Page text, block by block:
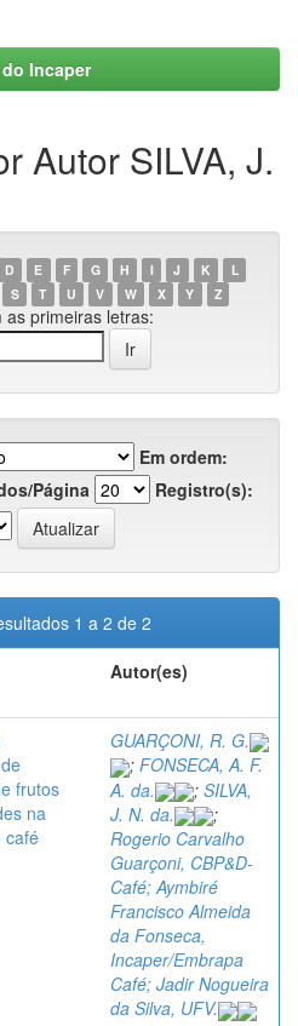
Incaper
Autor SILVA, J.
D E F G H I J K
L
S T U V W X Y Z
as primeiras letras:
Em ordem:
Página
Registro(s):
1 a 2 de 2
Autor(es)
frutos
na
café
GUARÇONI, R. G.
; FONSECA, A. F.
A. da.
; SILVA,
J. N. da.
;
Rogerio Carvalho
Guarçoni, CBP&D-
Café; Aymbiré
Francisco Almeida
da Fonseca,
Incaper/Embrapa
Café; Jadir Nogueira
da Silva, UFV.